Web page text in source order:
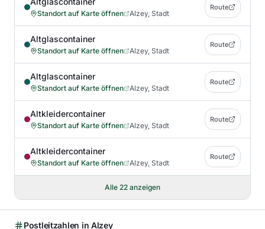
Standort auf Karte öffnen Alzey, Stadt
Route
Altglascontainer
Standort auf Karte öffnen Alzey, Stadt
Route
Altglascontainer
Standort auf Karte öffnen Alzey, Stadt
Route
Altkleidercontainer
Standort auf Karte öffnen Alzey, Stadt
Route
Altkleidercontainer
Standort auf Karte öffnen Alzey, Stadt
Route
Alle 22 anzeigen
Postleitzahlen in Alzey